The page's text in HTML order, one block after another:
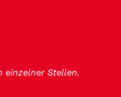
einzelner Stellen.